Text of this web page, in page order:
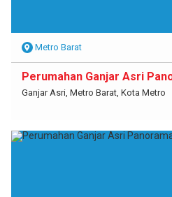
Metro Barat
Perumahan Ganjar Asri
Ganjar Asri, Metro Barat, Kota Metro